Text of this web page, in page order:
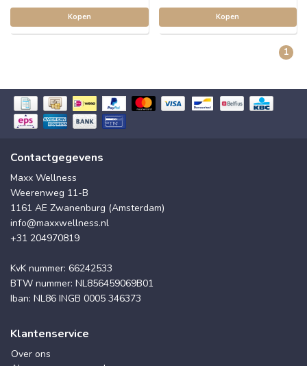
Kopen Kopen
1
Contactgegevens
Maxx Wellness
Weerenweg 11-B
1161 AE Zwanenburg (Amsterdam)
info@maxxwellness.nl
+31 204970819
KvK nummer: 66242533
BTW nummer: NL856459069B01
Iban: NL86 INGB 0005 346373
Klantenservice
Over ons